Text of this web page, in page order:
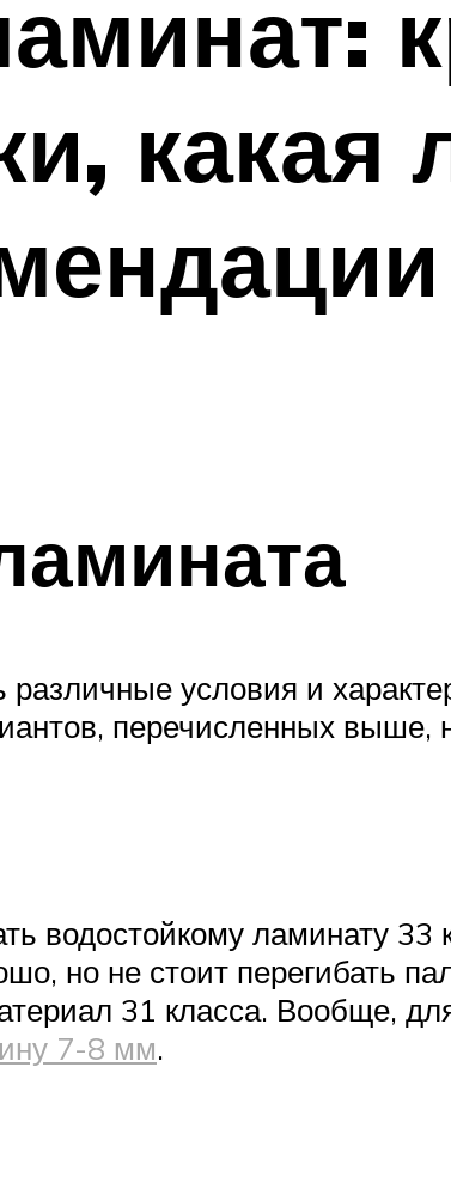
какая
условия и
перечисленных
водостойкому ламинату 33
но не стоит перегибать
31 класса. Вообще,
7-8 мм.